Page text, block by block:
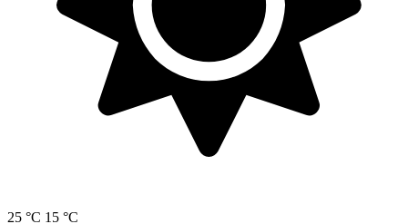
25 °C 15 °C